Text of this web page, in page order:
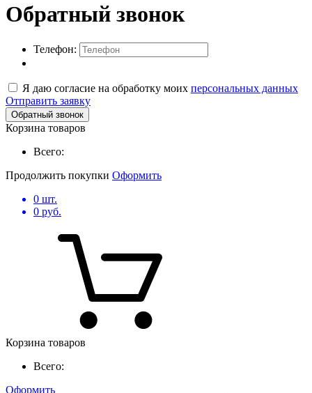
Обратный звонок
Телефон:
Я даю согласие на обработку моих персональных данных
Отправить заявку
Обратный звонок
Корзина товаров
Всего:
Продолжить покупки Оформить
0 шт.
0 руб.
Корзина товаров
Всего:
Оформить